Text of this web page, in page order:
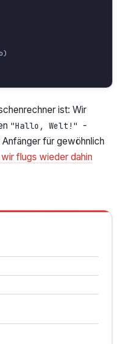
b)
ist: Wir
"Hallo, Welt!" -
für gewöhnlich
flugs wieder dahin